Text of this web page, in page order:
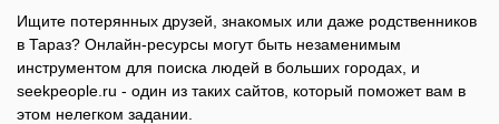
Ищите потерянных друзей, знакомых или даже родственников
в Тараз? Онлайн-ресурсы могут быть незаменимым
инструментом для поиска людей в больших городах, и
seekpeople.ru - один из таких сайтов, который поможет вам в
этом нелегком задании.